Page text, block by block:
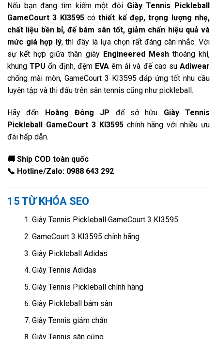
Nếu bạn đang tìm kiếm một đôi Giày Tennis Pickleball
GameCourt 3 KI3595cóthiết kế đẹp, trọng lượng nhẹ,
chất liệu bền bỉ, đế bám sân tốt, giảm chấn hiệu quả và
mức giá hợp lý, thì đây là lựa chọn rất đáng cân nhắc. Với
sự kết hợp giữa thân giày Engineered Meshthoáng khí,
khungTPU ổn định, đệm EVAêm ái và đế cao suAdiwear
chống mài mòn, GameCourt 3 KI3595 đáp ứng tốt nhu cầu
luyện tập và thi đấu trên sân tennis cũng như pickleball.
Hãy đến Hoàng Đông JP để sở hữu Giày Tennis
Pickleball GameCourt 3 KI3595chính hãng với nhiều ưu
đãi hấp dẫn.
🚚 Ship COD toàn quốc
📞 Hotline/Zalo: 0988 643 292
15 TỪ KHÓA SEO
Giày Tennis Pickleball GameCourt 3 KI3595
GameCourt 3 KI3595 chính hãng
Giày Pickleball Adidas
Giày Tennis Adidas
Giày Tennis Pickleball chính hãng
Giày Pickleball bám sân
Giày Tennis giảm chấn
Giày Tennis sân cứng